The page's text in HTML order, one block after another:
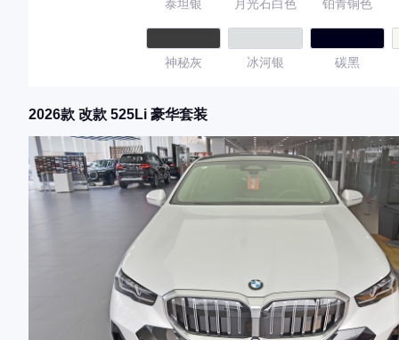
泰坦银
月光石白色 铂青铜色
神秘灰 冰河银 碳黑
2026款 改款 525Li 豪华套装